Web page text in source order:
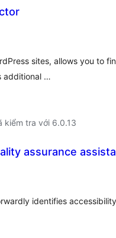
sites, allows you to
additional …
kiểm tra với 6.0.13
assurance
identifies